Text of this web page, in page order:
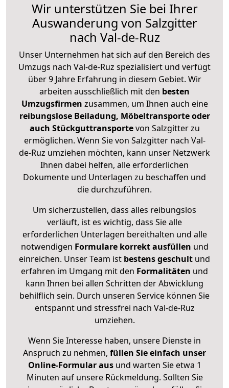
Wir unterstützen Sie bei Ihrer
Auswanderung von Salzgitter
nach Val-de-Ruz
Unser Unternehmen hat sich auf den Bereich des
Umzugs nach Val-de-Ruz spezialisiert und verfügt
über 9 Jahre Erfahrung in diesem Gebiet. Wir
arbeiten ausschließlich mit den besten
Umzugsfirmen zusammen, um Ihnen auch eine
reibungslose Beiladung, Möbeltransporte oder
auch Stückguttransportevon Salzgitter zu
ermöglichen. Wenn Sie von Salzgitter nach Val-
de-Ruz umziehen möchten, kann unser Netzwerk
Ihnen dabei helfen, alle erforderlichen
Dokumente und Unterlagen zu beschaffen und
die durchzuführen.
Um sicherzustellen, dass alles reibungslos
verläuft, ist es wichtig, dass Sie alle
erforderlichen Unterlagen bereithalten und alle
notwendigen Formulare korrekt ausfüllen und
einreichen. Unser Team ist bestens geschult und
erfahren im Umgang mit den Formalitäten und
kann Ihnen bei allen Schritten der Abwicklung
behilflich sein. Durch unseren Service können Sie
entspannt und stressfrei nach Val-de-Ruz
umziehen.
Wenn Sie Interesse haben, unsere Dienste in
Anspruch zu nehmen, füllen Sie einfach unser
Online-Formular ausund warten Sie etwa 1
Minuten auf unsere Rückmeldung. Sollten Sie